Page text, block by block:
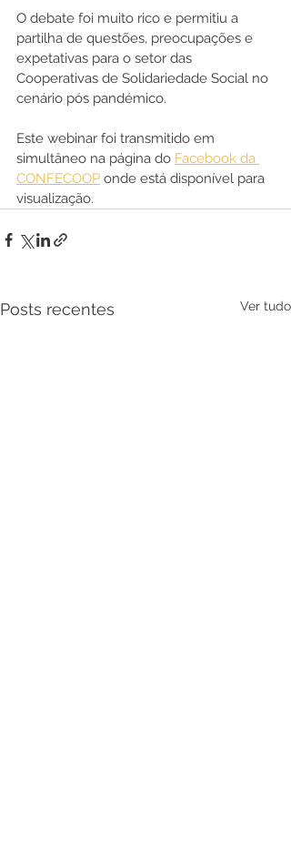
O debate foi muito rico e permitiu a
partilha de questões, preocupações e
expetativas para o setor das
Cooperativas de Solidariedade Social no
cenário pós pandémico.
Este webinar foi transmitido em
simultâneo na página do Facebook da
CONFECOOP onde está disponível para
visualização.
Posts recentes Ver tudo